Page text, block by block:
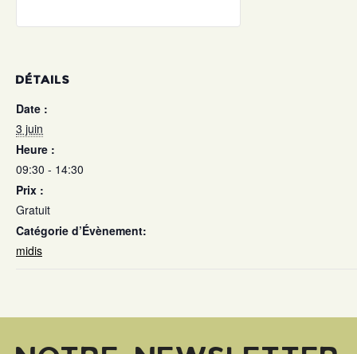
DÉTAILS
Date :
3 juin
Heure :
09:30 - 14:30
Prix :
Gratuit
Catégorie d’Évènement:
midis